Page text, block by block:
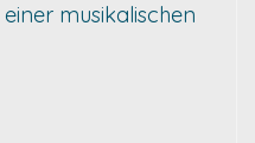
musikalischen